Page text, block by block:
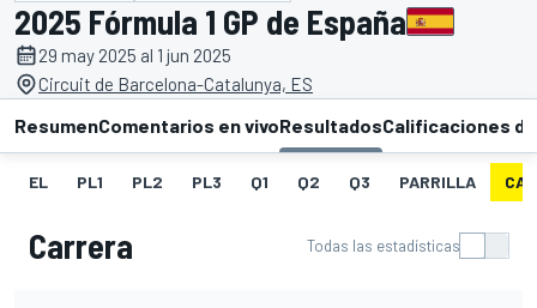
2025 Fórmula 1 GP de España
29 may 2025 al 1 jun 2025
Circuit de Barcelona-Catalunya, ES
ResumenComentarios en vivoResultadosCalificaciones
EL PL1 PL2 PL3 Q1 Q2 Q3 PARRILLA
Carrera Todas las estadísticas